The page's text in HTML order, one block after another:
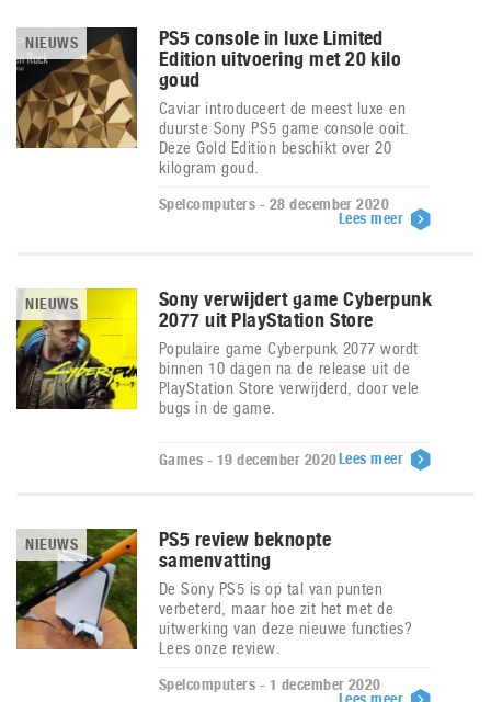
NIEUWS
PS5 console in luxe Limited
Edition uitvoering met 20 kilo
goud
Caviar introduceert de meest luxe en
duurste Sony PS5 game console ooit.
Deze Gold Edition beschikt over 20
kilogram goud.
Spelcomputers - 28 december 2020
Lees meer
NIEUWS
Sony verwijdert game Cyberpunk
2077 uit PlayStation Store
Populaire game Cyberpunk 2077 wordt
binnen 10 dagen na de release uit de
PlayStation Store verwijderd, door vele
bugs in de game.
Games - 19 december 2020Lees meer
NIEUWS
PS5 review beknopte
samenvatting
De Sony PS5 is op tal van punten
verbeterd, maar hoe zit het met de
uitwerking van deze nieuwe functies?
Lees onze review.
Spelcomputers - 1 december 2020